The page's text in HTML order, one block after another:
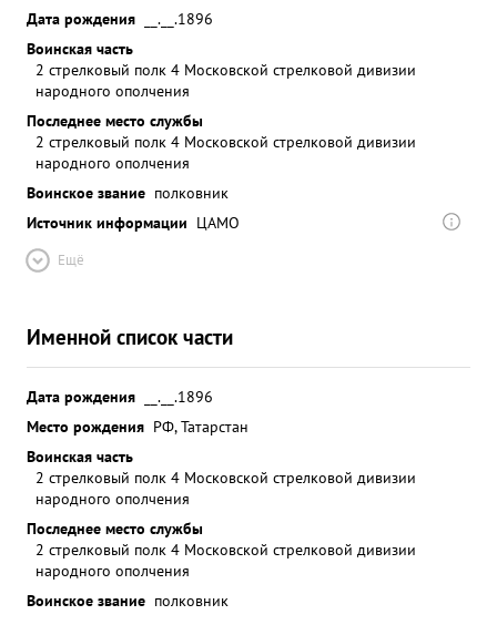
Дата рождения
__.__.1896
Воинская часть
2 стрелковый полк 4 Московской стрелковой дивизии
народного ополчения
Последнее место службы
2 стрелковый полк 4 Московской стрелковой дивизии
народного ополчения
Воинское звание полковник
Источник информации ЦАМО
Ещё
Именной список части
Дата рождения
__.__.1896
Место рождения РФ, Татарстан
Воинская часть
2 стрелковый полк 4 Московской стрелковой дивизии
народного ополчения
Последнее место службы
2 стрелковый полк 4 Московской стрелковой дивизии
народного ополчения
Воинское звание полковник